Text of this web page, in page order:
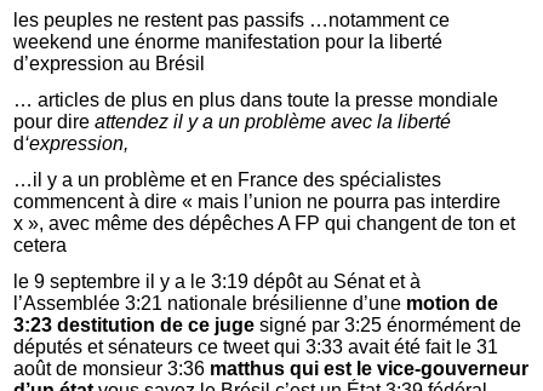
les peuples ne restent pas passifs …notamment ce
weekend une énorme manifestation pour la liberté
d’expression au Brésil
… articles de plus en plus dans toute la presse mondiale
pour direattendez il y a un problème avec la liberté
d‘expression,
…il y a un problème et en France des spécialistes
commencent à dire « mais l’union ne pourra pas interdire
x », avec même des dépêches A FP qui changent de ton et
cetera
le 9 septembre il y a le 3:19 dépôt au Sénat et à
l’Assemblée 3:21 nationale brésilienne d’une motion de
3:23 destitution de ce jugesigné par 3:25 énormément de
députés et sénateurs ce tweet qui 3:33 avait été fait le 31
août de monsieur 3:36 matthus qui est le vice-gouverneur